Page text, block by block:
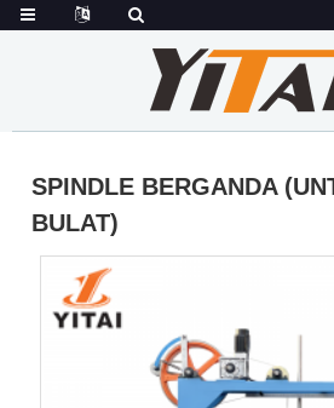
SPINDLE BERGANDA
BULAT)